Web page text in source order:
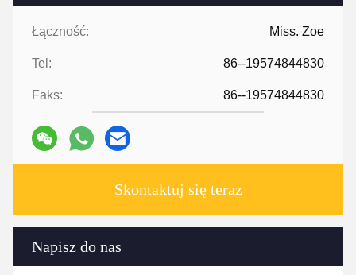
Łączność: Miss. Zoe
Tel: 86--19574844830
Faks: 86--19574844830
Skontaktuj się teraz
Napisz do nas